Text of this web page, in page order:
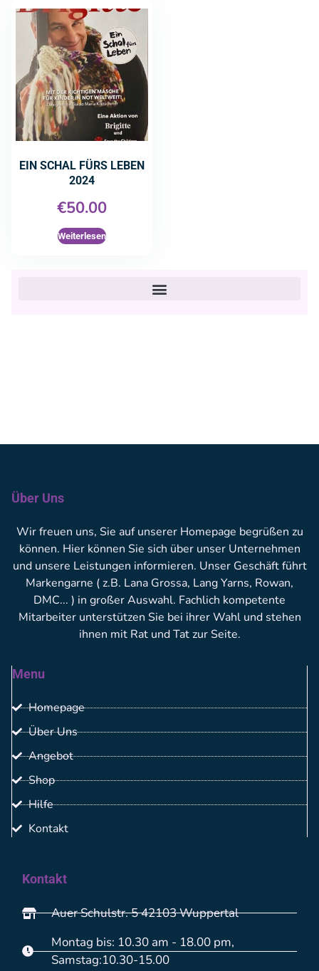
EIN SCHAL FÜRS LEBEN
2024
€50.00
Weiterlesen
Über Uns
Wir freuen uns, Sie auf unserer Homepage begrüßen zu
können. Hier können Sie sich über unser Unternehmen
und unsere Leistungen informieren. Unser Geschäft führt
Markengarne ( z.B. Lana Grossa, Lang Yarns, Rowan,
DMC... ) in großer Auswahl. Fachlich kompetente
Mitarbeiter unterstützen Sie bei ihrer Wahl und stehen
ihnen mit Rat und Tat zur Seite.
Menu
Homepage
Über Uns
Angebot
Shop
Hilfe
Kontakt
Kontakt
Auer Schulstr. 5 42103 Wuppertal
Montag bis: 10.30 am - 18.00 pm,
Samstag:10.30-15.00